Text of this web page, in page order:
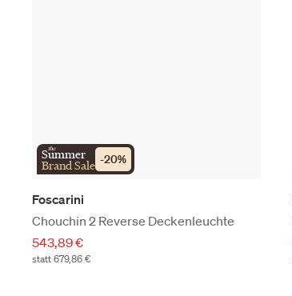
the
Summer
Brand Sale -20%
Foscarini
Chouchin 2 Reverse Deckenleuchte
543,89 €
statt 679,86 €